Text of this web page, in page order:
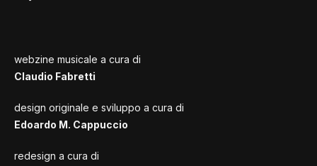
webzine musicale a cura di
Claudio Fabretti
design originale e sviluppo a cura di
Edoardo M. Cappuccio
redesign a cura di